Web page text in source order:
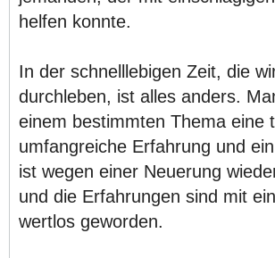
helfen konnte.
In der schnelllebigen Zeit, die
durchleben, ist alles anders.
einem bestimmten Thema eine
umfangreiche Erfahrung und
ist wegen einer Neuerung
und die Erfahrungen sind mit
wertlos geworden.